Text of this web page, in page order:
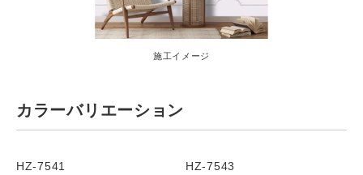
施工イメージ
カラーバリエーション
HZ-7541 HZ-7543